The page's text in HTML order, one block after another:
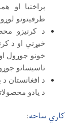
په برخه کې د
تطبیقي
د عصري شنو
کې د کرنیزو
نړیواله کچه